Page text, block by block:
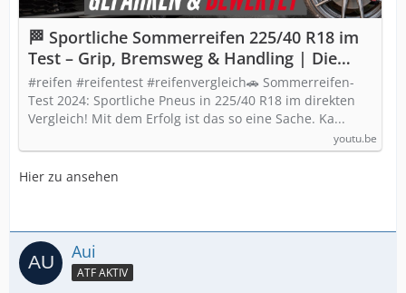
🏁 Sportliche Sommerreifen 225/40 R18 im
Test – Grip, Bremsweg & Handling | Die
Reifentester 2025
#reifen #reifentest #reifenvergleich🚗 Sommerreifen-
Test 2024: Sportliche Pneus in 225/40 R18 im direkten
Vergleich! Mit dem Erfolg ist das so eine Sache. Ka...
youtu.be
Hier zu ansehen
Aui
ATF AKTIV